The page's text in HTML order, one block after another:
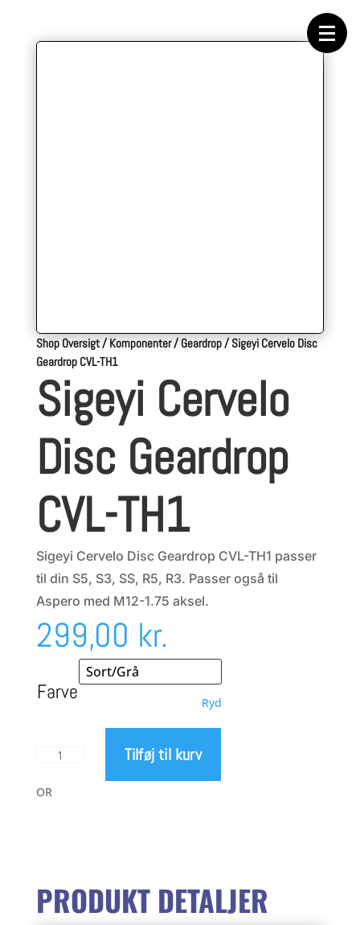
Shop Oversigt/Komponenter/Geardrop/Sigeyi Cervelo Disc
Geardrop CVL-TH1
Sigeyi Cervelo
Disc Geardrop
CVL-TH1
Sigeyi Cervelo Disc Geardrop CVL-TH1 passer
til din S5, S3, SS, R5, R3. Passer også til
Aspero med M12-1.75 aksel.
299,00 kr.
Farve Ryd
Sigeyi
Disc
Tilføj til kurv
OR
PRODUKT DETALJER